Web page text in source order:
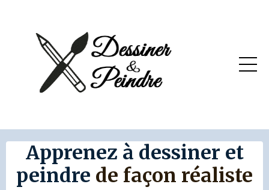
Apprenez à dessiner et
peindre de façon réaliste